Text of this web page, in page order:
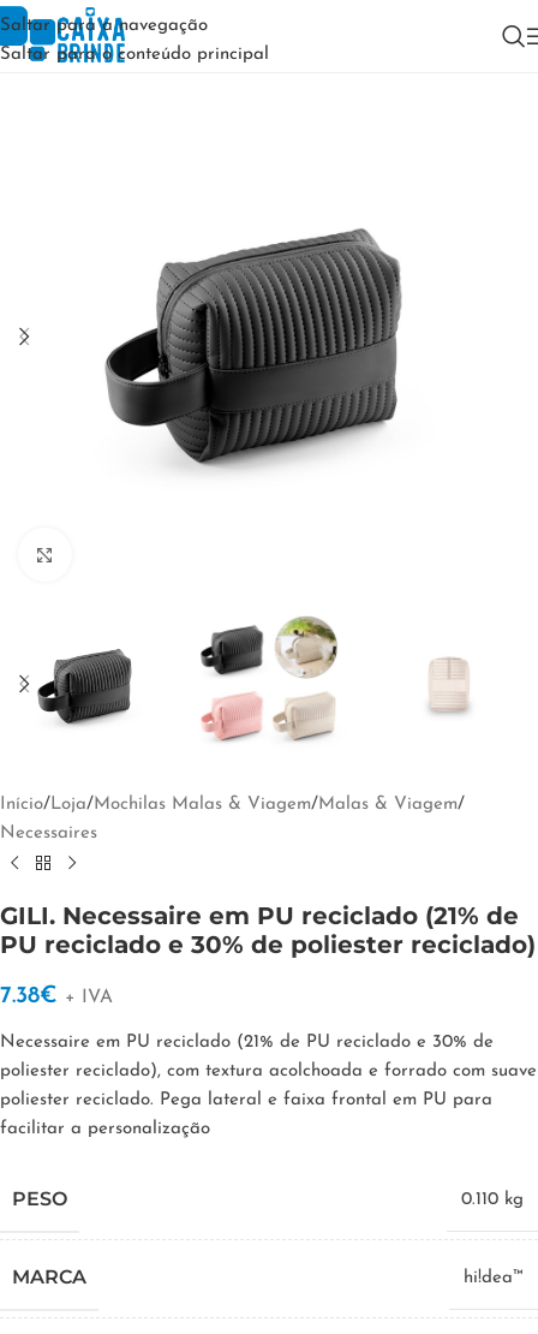
Saltar para a navegação
Saltar para o conteúdo principal
Início/Loja/Mochilas Malas & Viagem/Malas & Viagem/
Necessaires
GILI. Necessaire em PU reciclado (21% de
PU reciclado e 30% de poliester reciclado)
7.38€ + IVA
Necessaire em PU reciclado (21% de PU reciclado e 30% de
poliester reciclado), com textura acolchoada e forrado com suave
poliester reciclado. Pega lateral e faixa frontal em PU para
facilitar a personalização
PESO 0.110 kg
MARCA hi!dea™